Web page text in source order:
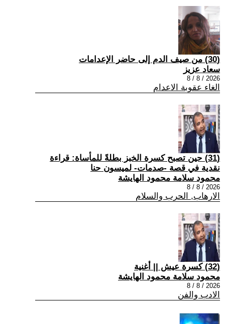
(30) من صيف الدم إلى حاضر الإعدامات
سعاد عزيز
2026 / 8 / 8
الغاء عقوبة الاعدام
(31) حين تصبح كسرة الخبز بطلةً للمأساة: قراءة
نقدية في قصة -صدمات- لميسون حنا
محمود سلامة محمود الهايشة
2026 / 8 / 8
الارهاب, الحرب والسلام
(32) كسرة عيش || أغنية
محمود سلامة محمود الهايشة
2026 / 8 / 8
الادب والفن